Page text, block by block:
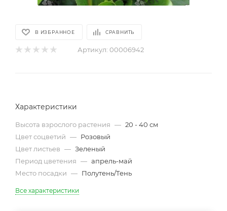
В ИЗБРАННОЕ СРАВНИТЬ
Артикул: 00006942
Характеристики
Высота взрослого растения — 20 - 40 см
Цвет соцветий — Розовый
Цвет листьев — Зеленый
Период цветения — апрель-май
Место посадки — Полутень/Тень
Все характеристики